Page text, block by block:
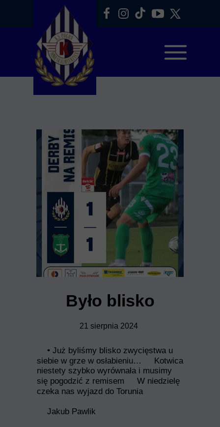
21 sierpnia 2024
Było blisko
• Już byliśmy blisko zwycięstwa u
siebie w grze w osłabieniu…
Kotwica
niestety szybko wyrównała i musimy
się pogodzić z remisem
W niedzielę
czeka nas wyjazd do Torunia
Jakub Pawlik